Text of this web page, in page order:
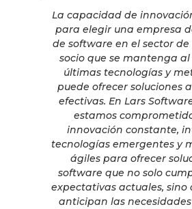
La capacidad de
para elegir una empresa
de software en el sector de
socio que se mantenga
últimas tecnologías y
puede ofrecer soluciones
efectivas. En Lars
estamos
innovación constante,
tecnologías emergentes y
ágiles para ofrecer
software que no solo
expectativas actuales, sino
anticipan las